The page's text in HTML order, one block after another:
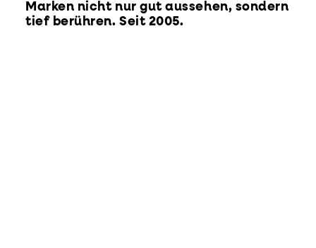
Marken nicht nur gut aussehen, sondern
tief berühren. Seit 2005.